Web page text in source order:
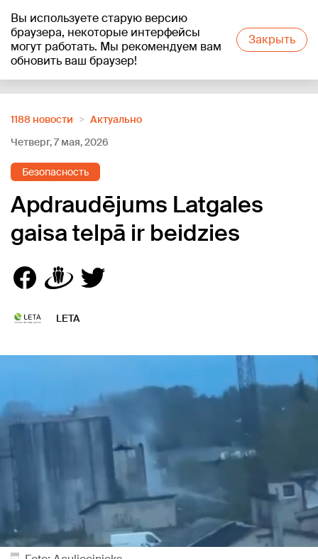
Вы используете старую версию
браузера, некоторые интерфейсы
могут работать. Мы рекомендуем вам
обновить ваш браузер!
Закрыть
+18°C
1188 новости
Актуально
Четверг, 7 мая, 2026
Безопасность
Apdraudējums Latgales
gaisa telpā ir beidzies
LETA